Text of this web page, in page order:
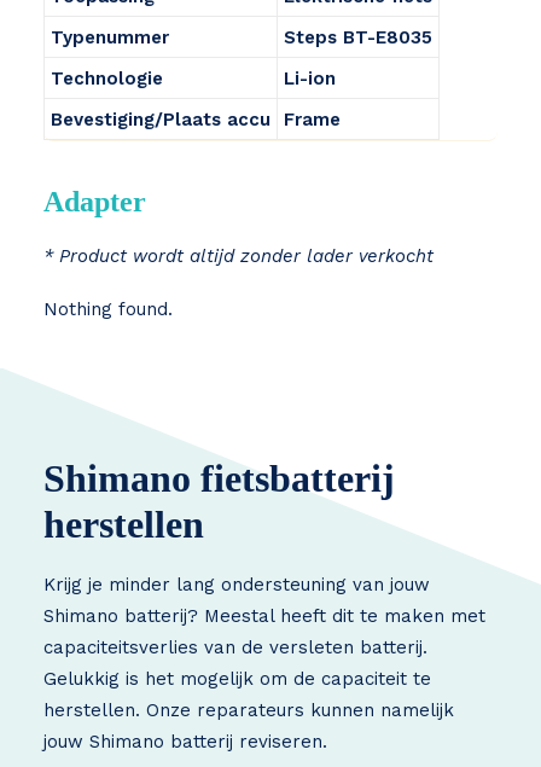
Typenummer
Steps BT-E8035
Technologie
Li-ion
Bevestiging/Plaats accu
Frame
Adapter
* Product wordt altijd zonder lader verkocht
Nothing found.
Shimano fietsbatterij
herstellen
Krijg je minder lang ondersteuning van jouw
Shimano batterij? Meestal heeft dit te maken met
capaciteitsverlies van de versleten batterij.
Gelukkig is het mogelijk om de capaciteit te
herstellen. Onze reparateurs kunnen namelijk
jouw Shimano batterij reviseren.